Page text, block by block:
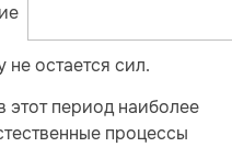
остается сил.
этот период наиболее
процессы